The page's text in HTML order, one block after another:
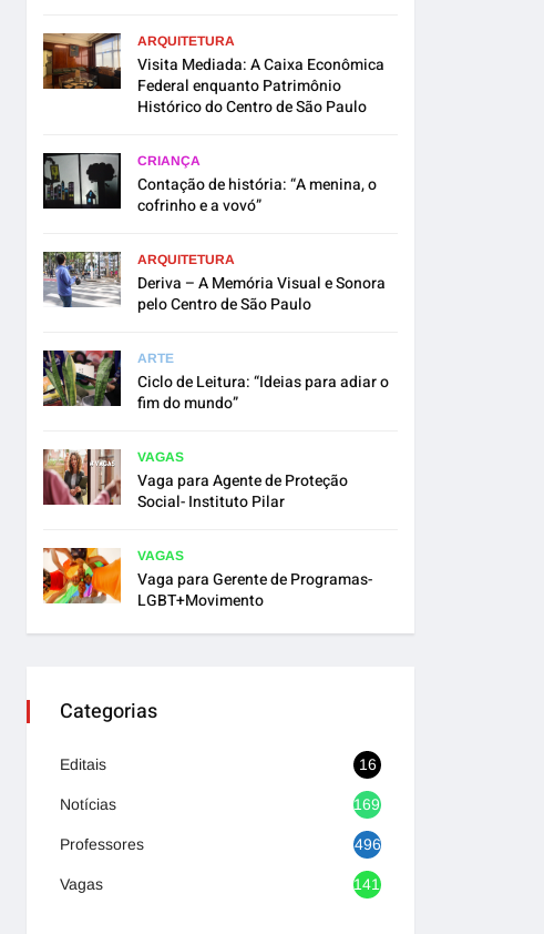
ARQUITETURA
Visita Mediada: A Caixa Econômica
Federal enquanto Patrimônio
Histórico do Centro de São Paulo
CRIANÇA
Contação de história: “A menina, o
cofrinho e a vovó”
ARQUITETURA
Deriva – A Memória Visual e Sonora
pelo Centro de São Paulo
ARTE
Ciclo de Leitura: “Ideias para adiar o
fim do mundo”
VAGAS
Vaga para Agente de Proteção
Social- Instituto Pilar
VAGAS
Vaga para Gerente de Programas-
LGBT+Movimento
Categorias
Editais 16
Notícias 1692
Professores 496
Vagas 1417